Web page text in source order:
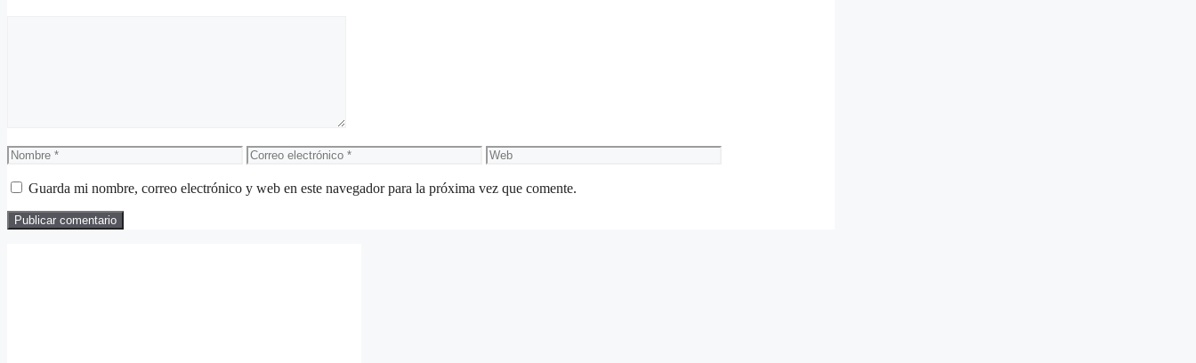
Nombre
Correo
electrónico
Web
Guarda mi nombre, correo electrónico y web en este navegador para la próxima vez que comente.